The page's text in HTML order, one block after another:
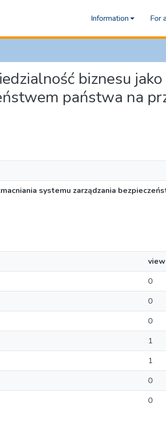
Information For
biznesu
państwa na
systemu zarządzania
0
0
0
1
1
0
0